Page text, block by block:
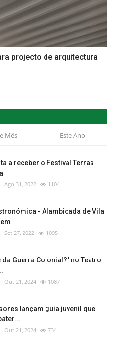
projecto de arquitectura
Mês Este Ano
a receber o Festival Terras
Ago 31, 2022 1104
- Alambicada de Vila
Set 27, 2022 1095
da Guerra Colonial?" no Teatro
Out 21, 2024 1087
lançam guia juvenil que
Out 21, 2024 734